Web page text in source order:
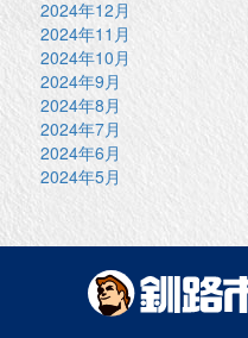
2024年12月
2024年11月
2024年10月
2024年9月
2024年8月
2024年7月
2024年6月
2024年5月